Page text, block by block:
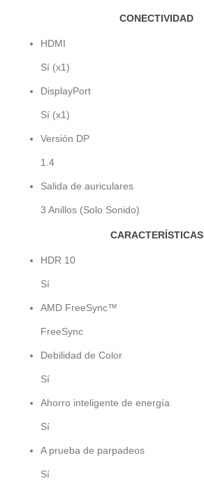
CONECTIVIDAD
HDMI
Sí (x1)
DisplayPort
Sí (x1)
Versión DP
1.4
Salida de auriculares
3 Anillos (Solo Sonido)
CARACTERÍSTICAS
HDR 10
Sí
AMD FreeSync™
FreeSync
Debilidad de Color
Sí
Ahorro inteligente de energía
Sí
A prueba de parpadeos
Sí